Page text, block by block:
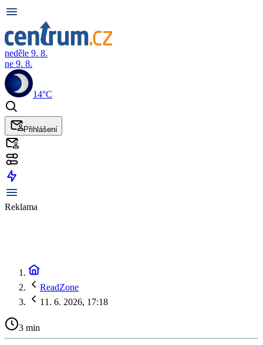
neděle 9. 8.
ne 9. 8.
14°C
Přihlášení
Reklama
ReadZone
11. 6. 2026, 17:18
3 min